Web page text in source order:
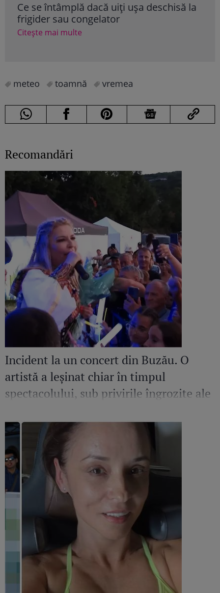
Ce se întâmplă dacă uiți ușa deschisă la
frigider sau congelator
Citește mai multe
meteo toamnă vremea
Recomandări
Incident la un concert din Buzău. O
artistă a leșinat chiar în timpul
spectacolului, sub privirile îngrozite ale